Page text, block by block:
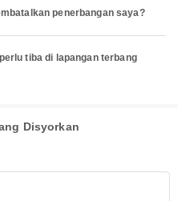
penerbangan saya?
tiba di lapangan terbang
Disyorkan